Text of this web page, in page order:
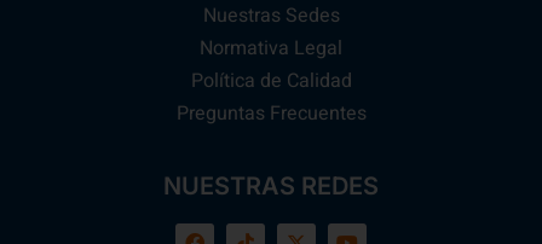
Nuestras Sedes
Normativa Legal
Política de Calidad
Preguntas Frecuentes
NUESTRAS REDES